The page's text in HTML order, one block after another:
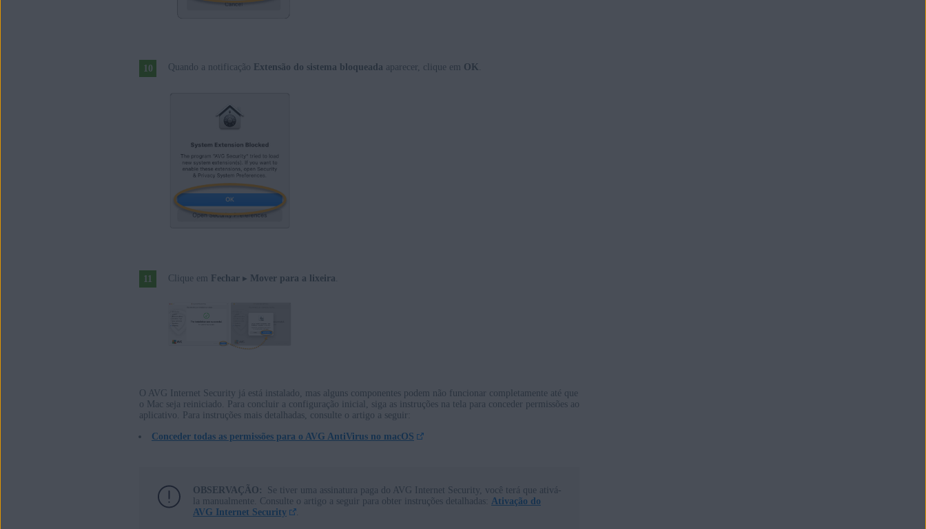
Quando a notificação Extensão do sistema bloqueada aparecer, clique em OK.
Clique em Fechar ▸ Mover para a lixeira.
O AVG Internet Security já está instalado, mas alguns componentes podem não funcionar completamente até que
o Mac seja reiniciado. Para concluir a configuração inicial, siga as instruções na tela para conceder permissões ao
aplicativo. Para instruções mais detalhadas, consulte o artigo a seguir:
Conceder todas as permissões para o AVG AntiVirus no macOS
OBSERVAÇÃO:
Se tiver uma assinatura paga do AVG Internet Security, você terá que ativá-
la manualmente. Consulte o artigo a seguir para obter instruções detalhadas: Ativação do
AVG Internet Security
.